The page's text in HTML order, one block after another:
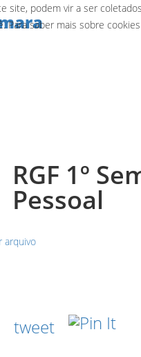
RGF 1º
Pessoal
arquivo
tweet
site, podem vir a ser
Para saber mais sobre